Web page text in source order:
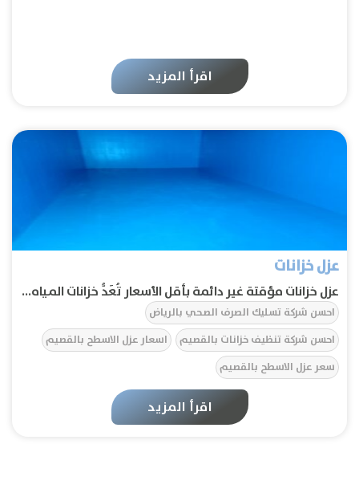
اقرأ المزيد
عزل خزانات
عزل خزانات مؤقتة غير دائمة بأقل الأسعار تُعَدُّ خزانات المياه...
احسن شركة تسليك الصرف الصحي بالرياض
احسن شركة تنظيف خزانات بالقصيم
اسعار عزل الاسطح بالقصيم
سعر عزل الاسطح بالقصيم
اقرأ المزيد